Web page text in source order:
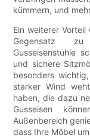
kümmern, und
Ein weiterer
Gegensatz
Gusseisenstühle
und sichere
besonders
starker Wind
haben, die dazu
Gusseisen
Außenbereich
dass Ihre Möbel